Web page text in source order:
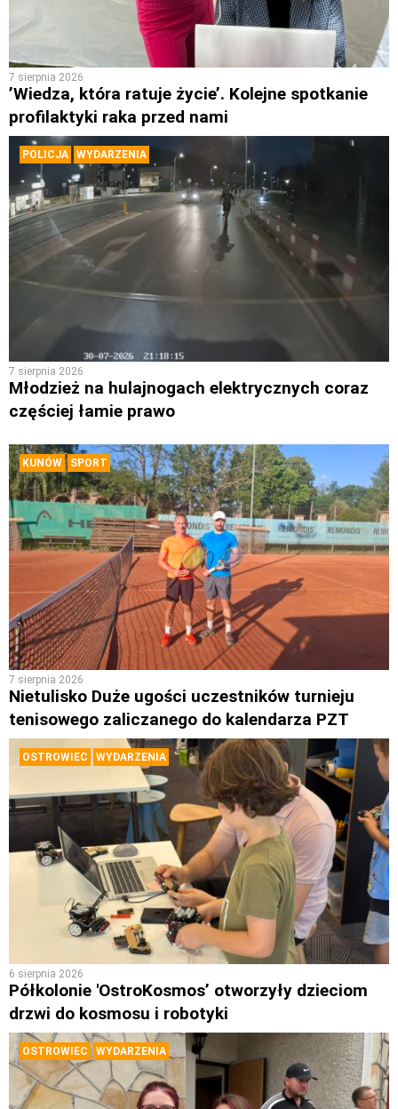
7 sierpnia 2026
’Wiedza, która ratuje życie’. Kolejne spotkanie
profilaktyki raka przed nami
POLICJA WYDARZENIA
7 sierpnia 2026
Młodzież na hulajnogach elektrycznych coraz
częściej łamie prawo
KUNÓW SPORT
7 sierpnia 2026
Nietulisko Duże ugości uczestników turnieju
tenisowego zaliczanego do kalendarza PZT
OSTROWIEC WYDARZENIA
6 sierpnia 2026
Półkolonie 'OstroKosmos’ otworzyły dzieciom
drzwi do kosmosu i robotyki
OSTROWIEC WYDARZENIA